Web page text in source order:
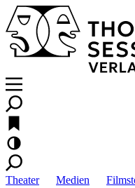
Theater Medien